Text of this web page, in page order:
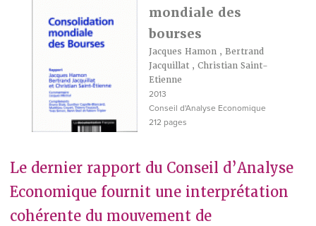
mondiale des
bourses
Jacques Hamon, Bertrand
Jacquillat, Christian Saint-
Etienne
2013
Conseil d'Analyse Economique
212 pages
Le dernier rapport du Conseil d’Analyse
Economique fournit une interprétation
cohérente du mouvement de